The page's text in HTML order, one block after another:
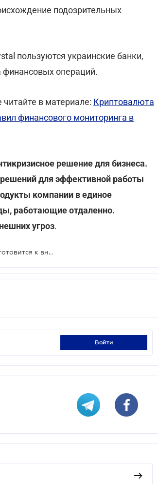
подозрительных
пользуются украинские банки,
финансовых операций.
в материале: Криптовалюта
финансового мониторинга в
решение для бизнеса.
для эффективной работы
компании в единое
работающие отдаленно.
угроз.
Криптовалюту возьмут под контроль: Минцифры готовится к внедрению финмониторинга
войти